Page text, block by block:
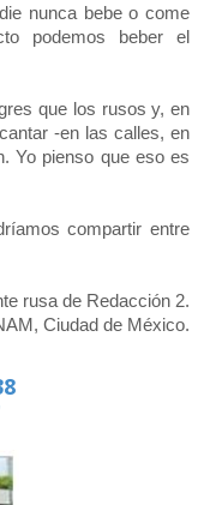
nunca bebe o come
podemos beber el
que los rusos y, en
-en las calles, en
Yo pienso que eso es
compartir entre
rusa de Redacción 2.
Ciudad de México.